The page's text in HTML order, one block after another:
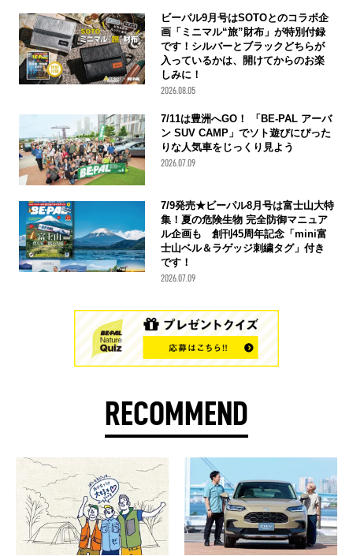
ビーパル9月号はSOTOとのコラボ企
画「ミニマル“旅”財布」が特別付録
です！シルバーとブラックどちらが
入っているかは、開けてからのお楽
しみに！
2026.08.05
7/11は豊洲へGO！ 「BE-PAL アーバ
ン SUV CAMP」でソト遊びにぴった
りな人気車をじっくり見よう
2026.07.09
7/9発売★ビーパル8月号は富士山大特
集！夏の危険生物 完全防御マニュア
ル企画も 創刊45周年記念「mini富
士山ベル＆ラゲッジ刺繍タグ」付き
です！
2026.07.09
RECOMMEND